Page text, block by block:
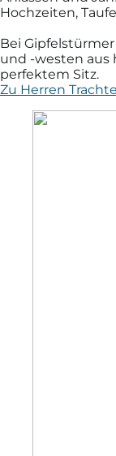
Hochzeiten,
Bei
und -westen
perfektem Sitz.
Zu Herren